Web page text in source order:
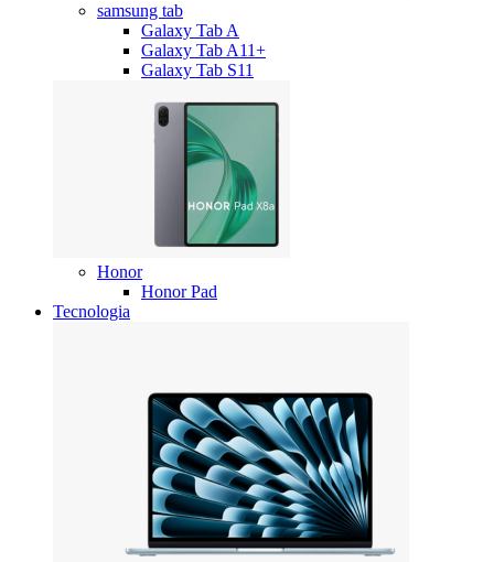
samsung tab
Galaxy Tab A
Galaxy Tab A11+
Galaxy Tab S11
Honor
Honor Pad
Tecnologia